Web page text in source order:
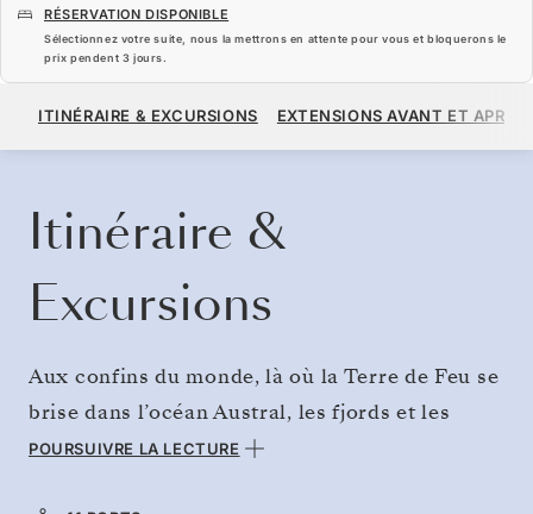
RÉSERVATION DISPONIBLE
Sélectionnez votre suite, nous la mettrons en attente pour vous et bloquerons le
prix pendent 3 jours.
À PARTIR DE 22 770 $US
ITINÉRAIRE & EXCURSIONS EXTENSIONS AVANT ET APRÈS
Itinéraire &
Excursions
Aux confins du monde, là où la Terre de Feu se
brise dans l’océan Austral, les fjords et les
glaciers du Chili vous appellent. De Puerto
POURSUIVRE LA LECTURE